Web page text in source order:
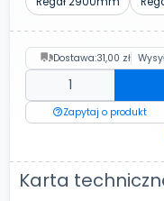
Dostawa:31,00 zł
Zapytaj o produkt
Karta